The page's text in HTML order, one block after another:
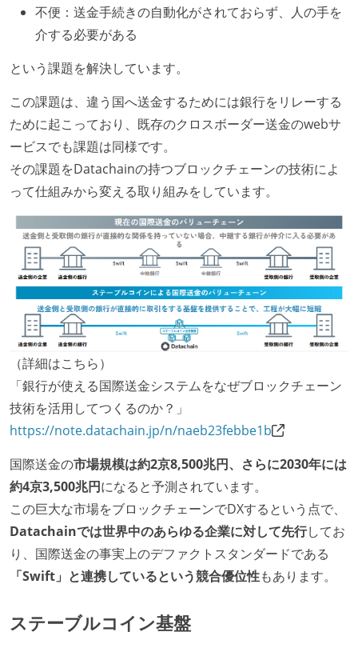
不便：送金手続きの自動化がされておらず、人の手を
介する必要がある
という課題を解決しています。
この課題は、違う国へ送金するためには銀行をリレーする
ために起こっており、既存のクロスボーダー送金のwebサ
ービスでも課題は同様です。
その課題をDatachainの持つブロックチェーンの技術によ
って仕組みから変える取り組みをしています。
（詳細はこちら）
「銀行が使える国際送金システムをなぜブロックチェーン
技術を活用してつくるのか？」
https://note.datachain.jp/n/naeb23febbe1b
国際送金の市場規模は約2京8,500兆円、さらに2030年には
約4京3,500兆円になると予測されています。
この巨大な市場をブロックチェーンでDXするという点で、
Datachainでは世界中のあらゆる企業に対して先行してお
り、国際送金の事実上のデファクトスタンダードである
「Swift」と連携しているという競合優位性もあります。
ステーブルコイン基盤